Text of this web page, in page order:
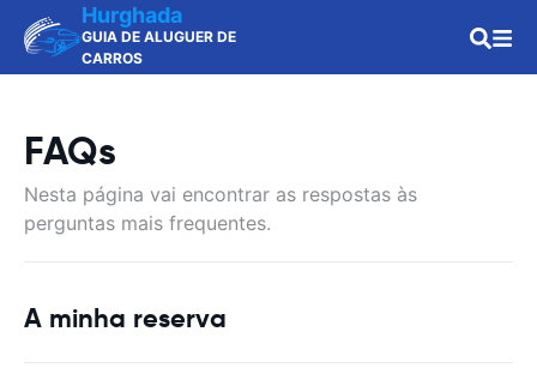
Hurghada
GUIA DE ALUGUER DE
CARROS
FAQs
Nesta página vai encontrar as respostas às
perguntas mais frequentes.
A minha reserva